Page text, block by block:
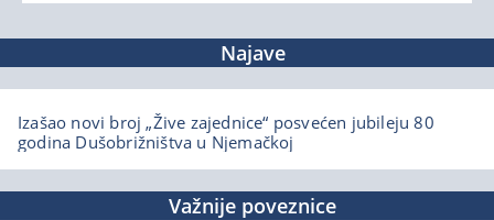
Najave
Izašao novi broj „Žive zajednice“ posvećen jubileju 80
godina Dušobrižništva u Njemačkoj
Važnije poveznice